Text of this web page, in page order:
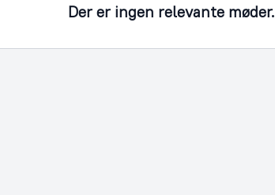
Der er ingen relevante møder.